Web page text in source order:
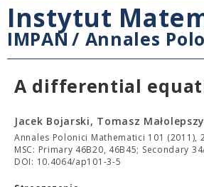
Instytut
IMPAN / Annales
A differential
Jacek Bojarski, Tomasz
Annales Polonici Mathematici 101 (2011),
MSC: Primary 46B20, 46B45; Secondary
DOI: 10.4064/ap101-3-5